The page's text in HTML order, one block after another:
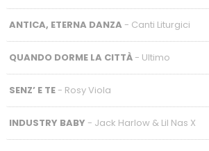
ANTICA, ETERNA DANZA - Canti Liturgici
QUANDO DORME LA CITTÀ- Ultimo
SENZ’ E TE- Rosy Viola
INDUSTRY BABY - Jack Harlow & Lil Nas X